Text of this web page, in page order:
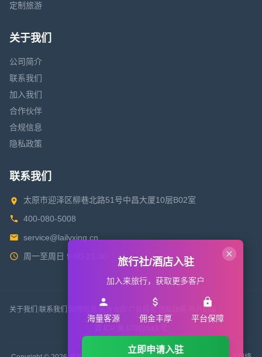
定制旅游
关于我们
公司简介
联系我们
加入我们
合作伙伴
合规信息
隐私政策
联系我们
太原市迎泽区柳巷北路51号中昌大厦10层B02室
400-080-5008
service@lailvxing.cn
周一至周日 9:00-21:00
关于我们 联系我们 用户协议
旅行社/酒店入驻
加入来旅行，获取更多客户
海量客源 佣金丰厚 平台保障
立即申请入驻